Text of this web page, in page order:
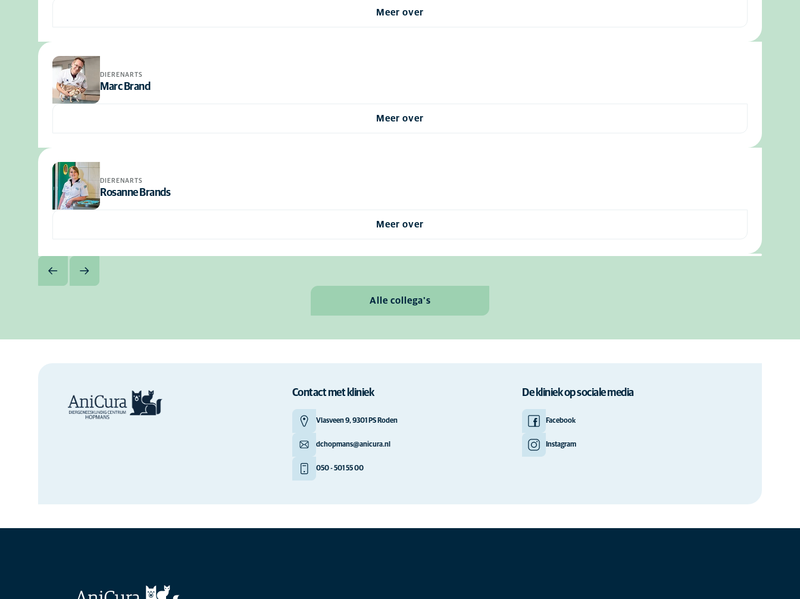
Meer over
DIERENARTS
Marc Brand
Meer over
DIERENARTS
Rosanne Brands
Meer over
Alle collega's
Contact met kliniek
Vlasveen 9, 9301 PS Roden
dchopmans@anicura.nl
050 - 501 55 00
De kliniek op sociale media
Facebook
Instagram